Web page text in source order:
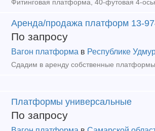
Аренда/продажа платформ 13-
По запросу
Вагон платформа в Республике
Платформы универсальные
По запросу